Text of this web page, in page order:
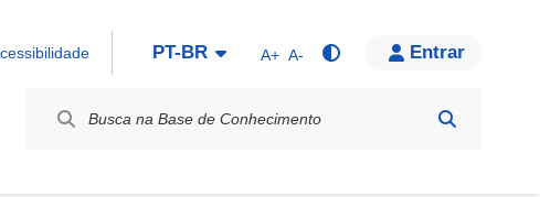
PT-BR A+ A- Entrar